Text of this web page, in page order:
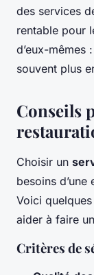
des services
rentable pour
d’eux-mêmes
souvent plus
Conseils
Choisir un
besoins d’une
Voici
aider à faire
Critères de